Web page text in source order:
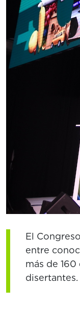
El
entre
más de